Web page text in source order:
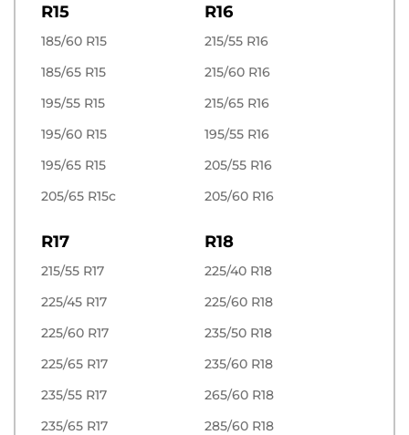
R15
185/60 R15
185/65 R15
195/55 R15
195/60 R15
195/65 R15
205/65 R15c
R16
215/55 R16
215/60 R16
215/65 R16
195/55 R16
205/55 R16
205/60 R16
R17
215/55 R17
225/45 R17
225/60 R17
225/65 R17
235/55 R17
235/65 R17
R18
225/40 R18
225/60 R18
235/50 R18
235/60 R18
265/60 R18
285/60 R18